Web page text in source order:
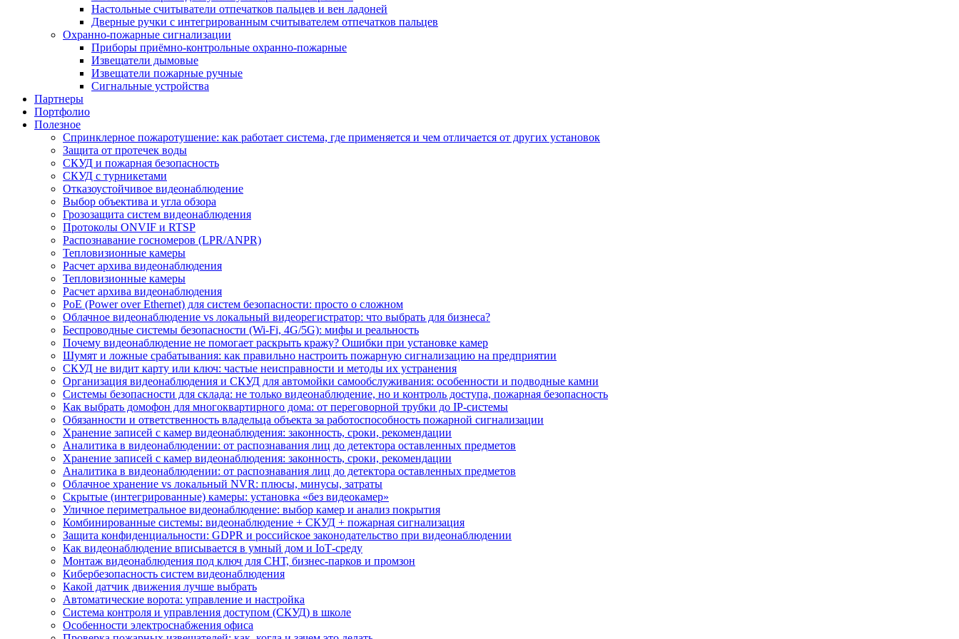
Настольные считыватели отпечатков пальцев и вен ладоней
Дверные ручки с интегрированным считывателем отпечатков пальцев
Охранно-пожарные сигнализации
Приборы приёмно-контрольные охранно-пожарные
Извещатели дымовые
Извещатели пожарные ручные
Сигнальные устройства
Партнеры
Портфолио
Полезное
Спринклерное пожаротушение: как работает система, где применяется и чем отличается от других установок
Защита от протечек воды
СКУД и пожарная безопасность
СКУД с турникетами
Отказоустойчивое видеонаблюдение
Выбор объектива и угла обзора
Грозозащита систем видеонаблюдения
Протоколы ONVIF и RTSP
Распознавание госномеров (LPR/ANPR)
Тепловизионные камеры
Расчет архива видеонаблюдения
Тепловизионные камеры
Расчет архива видеонаблюдения
PoE (Power over Ethernet) для систем безопасности: просто о сложном
Облачное видеонаблюдение vs локальный видеорегистратор: что выбрать для бизнеса?
Беспроводные системы безопасности (Wi-Fi, 4G/5G): мифы и реальность
Почему видеонаблюдение не помогает раскрыть кражу? Ошибки при установке камер
Шумят и ложные срабатывания: как правильно настроить пожарную сигнализацию на предприятии
СКУД не видит карту или ключ: частые неисправности и методы их устранения
Организация видеонаблюдения и СКУД для автомойки самообслуживания: особенности и подводные камни
Системы безопасности для склада: не только видеонаблюдение, но и контроль доступа, пожарная безопасность
Как выбрать домофон для многоквартирного дома: от переговорной трубки до IP-системы
Обязанности и ответственность владельца объекта за работоспособность пожарной сигнализации
Хранение записей с камер видеонаблюдения: законность, сроки, рекомендации
Аналитика в видеонаблюдении: от распознавания лиц до детектора оставленных предметов
Хранение записей с камер видеонаблюдения: законность, сроки, рекомендации
Аналитика в видеонаблюдении: от распознавания лиц до детектора оставленных предметов
Облачное хранение vs локальный NVR: плюсы, минусы, затраты
Скрытые (интегрированные) камеры: установка «без видеокамер»
Уличное периметральное видеонаблюдение: выбор камер и анализ покрытия
Комбинированные системы: видеонаблюдение + СКУД + пожарная сигнализация
Защита конфиденциальности: GDPR и российское законодательство при видеонаблюдении
Как видеонаблюдение вписывается в умный дом и IoT‑среду
Монтаж видеонаблюдения под ключ для СНТ, бизнес‑парков и промзон
Кибербезопасность систем видеонаблюдения
Какой датчик движения лучше выбрать
Автоматические ворота: управление и настройка
Система контроля и управления доступом (СКУД) в школе
Особенности электроснабжения офиса